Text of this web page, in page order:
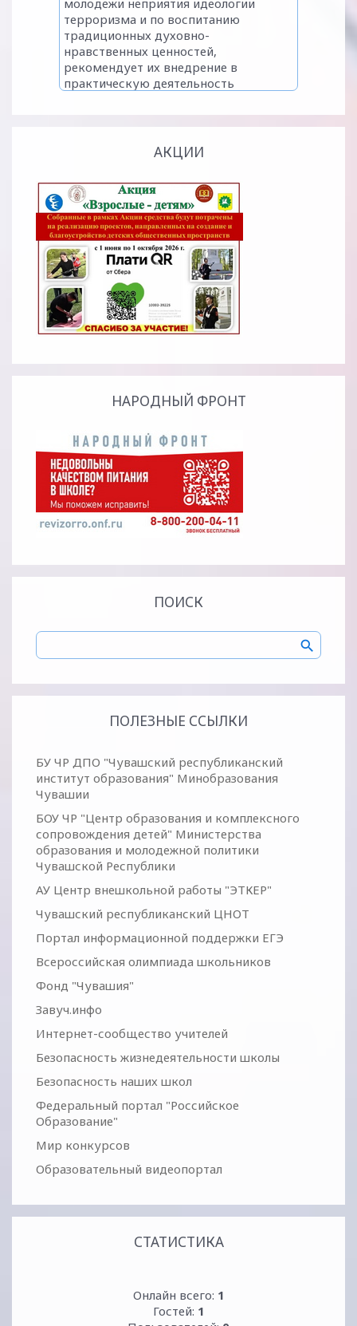
АКЦИИ
НАРОДНЫЙ ФРОНТ
ПОИСК
ПОЛЕЗНЫЕ ССЫЛКИ
БУ ЧР ДПО "Чувашский республиканский
институт образования" Минобразования
Чувашии
БОУ ЧР "Центр образования и комплексного
сопровождения детей" Министерства
образования и молодежной политики
Чувашской Республики
АУ Центр внешкольной работы "ЭТКЕР"
Чувашский республиканский ЦНОТ
Портал информационной поддержки ЕГЭ
Всероссийская олимпиада школьников
Фонд "Чувашия"
Завуч.инфо
Интернет-сообщество учителей
Безопасность жизнедеятельности школы
Безопасность наших школ
Федеральный портал "Российское
Образование"
Мир конкурсов
Образовательный видеопортал
СТАТИСТИКА
Онлайн всего: 1
Гостей: 1